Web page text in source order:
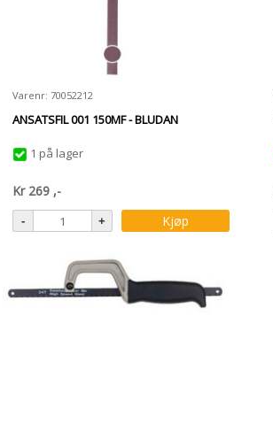
Varenr: 70052212
ANSATSFIL 001 150MF - BLUDAN
1 på lager
Kr 269 ,-
Kjøp